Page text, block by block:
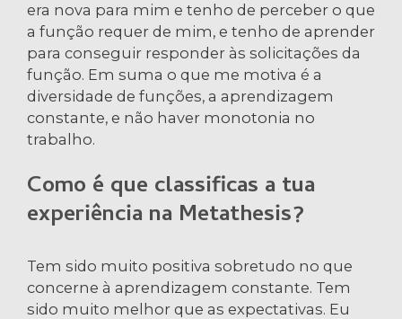
era nova para mim e tenho de perceber o que
a função requer de mim, e tenho de aprender
para conseguir responder às solicitações da
função. Em suma o que me motiva é a
diversidade de funções, a aprendizagem
constante, e não haver monotonia no
trabalho.
Como é que classificas a tua
experiência na Metathesis?
Tem sido muito positiva sobretudo no que
concerne à aprendizagem constante. Tem
sido muito melhor que as expectativas. Eu